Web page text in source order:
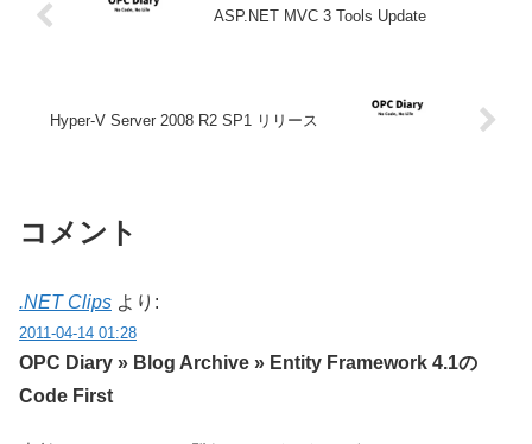
ASP.NET MVC 3 Tools Update
Hyper-V Server 2008 R2 SP1 リリース
コメント
.NET Clips より:
2011-04-14 01:28
OPC Diary » Blog Archive » Entity Framework 4.1の
Code First